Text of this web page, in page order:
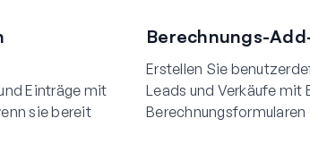
Einträge mit
sie bereit
Berechnungs-
Erstellen Sie
Leads und Verkäufe mit
Berechnungsformularen